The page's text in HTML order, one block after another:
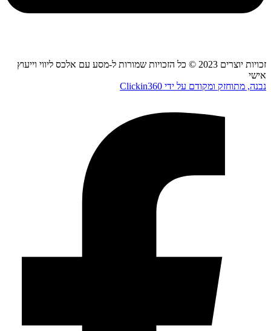
זכויות יוצרים 2023 © כל הזכויות שמורות ל-מסע עם אלכס ליווי וייעוץ
אישי
נבנה, מתוחזק ומקודם על ידי Clickin360